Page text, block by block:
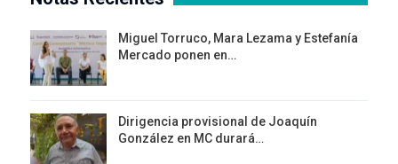
Miguel Torruco, Mara Lezama y Estefanía
Mercado ponen en…
Dirigencia provisional de Joaquín
González en MC durará…